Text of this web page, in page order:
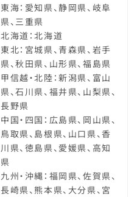
東海：愛知県、静岡県、岐阜
県、三重県
北海道：北海道
東北：宮城県、青森県、岩手
県、秋田県、山形県、福島県
甲信越・北陸：新潟県、富山
県、石川県、福井県、山梨県、
長野県
中国・四国：広島県、岡山県、
鳥取県、島根県、山口県、香
川県、徳島県、愛媛県、高知
県
九州・沖縄：福岡県、佐賀県、
長崎県、熊本県、大分県、宮